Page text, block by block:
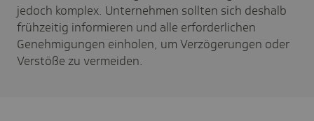
jedoch komplex. Unternehmen sollten sich deshalb
frühzeitig informieren und alle erforderlichen
Genehmigungen einholen, um Verzögerungen oder
Verstöße zu vermeiden.